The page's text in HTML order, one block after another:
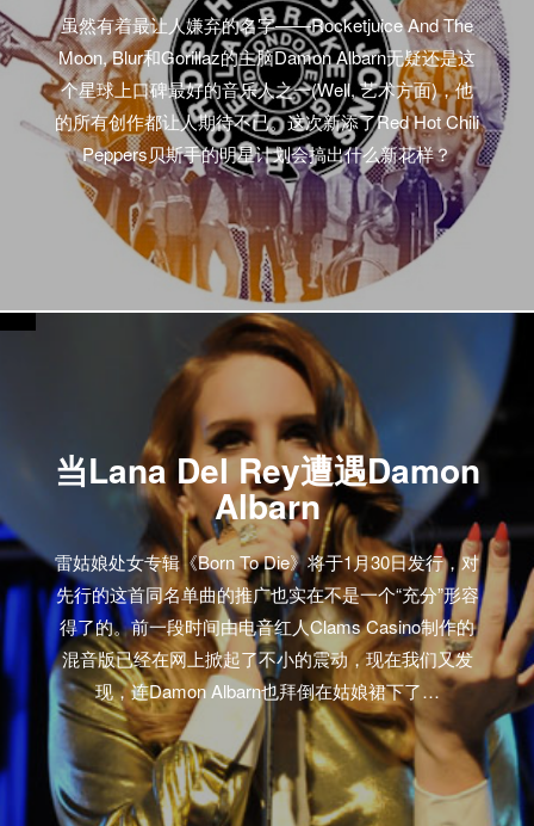
虽然有着最让人嫌弃的名字——Rocketjuice And The
Moon, Blur和Gorillaz的主脑Damon Albarn无疑还是这
个星球上口碑最好的音乐人之一(Well, 艺术方面)，他
的所有创作都让人期待不已。这次新添了Red Hot Chili
Peppers贝斯手的明星计划会搞出什么新花样？
当Lana Del Rey遭遇Damon
Albarn
雷姑娘处女专辑《Born To Die》将于1月30日发行，对
先行的这首同名单曲的推广也实在不是一个“充分”形容
得了的。前一段时间由电音红人Clams Casino制作的
混音版已经在网上掀起了不小的震动，现在我们又发
现，连Damon Albarn也拜倒在姑娘裙下了…